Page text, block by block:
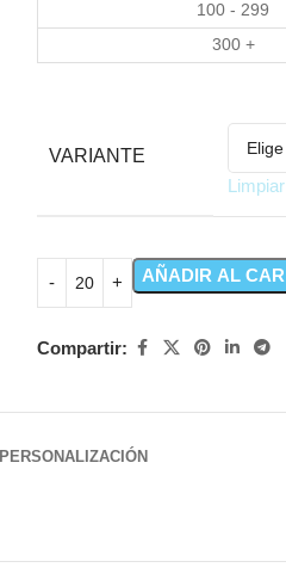
100 - 299
300 +
VARIANTE
Limpiar
AÑADIR AL
Compartir:
PERSONALIZACIÓN